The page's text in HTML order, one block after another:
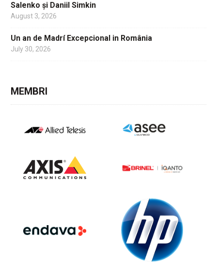
Salenko și Daniil Simkin
August 3, 2026
Un an de Madrí Excepcional in România
July 30, 2026
MEMBRI